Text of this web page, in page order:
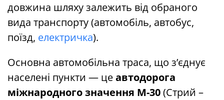
довжина шляху залежить від обраного
вида транспорту (автомобіль, автобус,
поїзд, електричка).
Основна автомобільна траса, що з’єднує
населені пункти — цеавтодорога
міжнародного значення М-30(Стрий –